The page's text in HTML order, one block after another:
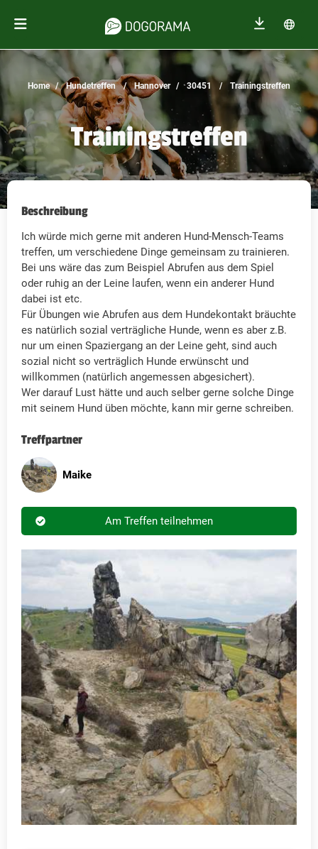
Home Hundetreffen Hannover 30451 Trainingstreffen
Trainingstreffen
Beschreibung
Ich würde mich gerne mit anderen Hund-Mensch-Teams
treffen, um verschiedene Dinge gemeinsam zu trainieren.
Bei uns wäre das zum Beispiel Abrufen aus dem Spiel
oder ruhig an der Leine laufen, wenn ein anderer Hund
dabei ist etc.
Für Übungen wie Abrufen aus dem Hundekontakt bräuchte
es natürlich sozial verträgliche Hunde, wenn es aber z.B.
nur um einen Spaziergang an der Leine geht, sind auch
sozial nicht so verträglich Hunde erwünscht und
willkommen (natürlich angemessen abgesichert).
Wer darauf Lust hätte und auch selber gerne solche Dinge
mit seinem Hund üben möchte, kann mir gerne schreiben.
Treffpartner
Maike
Am Treffen teilnehmen